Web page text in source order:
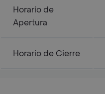
Horario de
Apertura
Horario de Cierre